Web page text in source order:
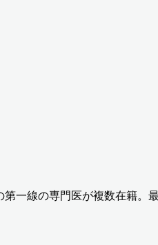
一線の専門医が複数在籍。